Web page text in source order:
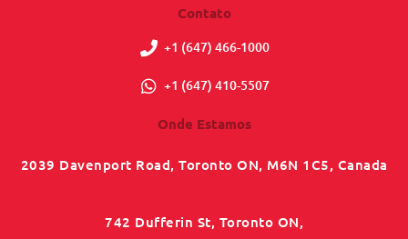
Contato
+1 (647) 466-1000
+1 (647) 410-5507
Onde Estamos
2039 Davenport Road, Toronto ON, M6N 1C5, Canada
742 Dufferin St, Toronto ON,